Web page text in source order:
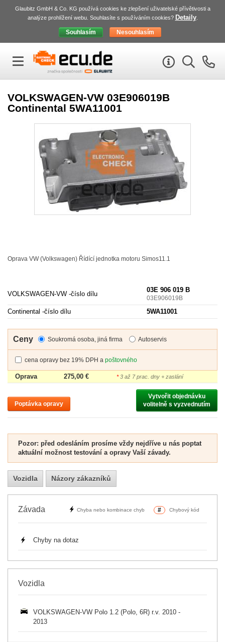
Glaubitz GmbH & Co. KG používá cookies ke zlepšení uživatelské přívětivosti a
analýze prohlížení webu. Souhlasíte s používáním cookies? Detaily.
VOLKSWAGEN-VW 03E906019B
Continental 5WA11001
Oprava VW (Volkswagen) Řídící jednotka motoru Simos11.1
VOLKSWAGEN-VW -číslo dílu
03E 906 019 B
03E906019B
Continental -číslo dílu 5WA11001
Ceny Soukromá osoba, jiná firma Autoservis
cena opravy bez 19% DPH a poštovného
Oprava 275,00 € *3 až 7 prac. dny + zaslání
Poptávka opravy
Vytvořit objednávku
volitelně s vyzvednutím
Pozor: před odesláním prosíme vždy nejdříve u nás poptat
aktuální možnost testování a opravy Vaší závady.
Vozidla Názory zákazníků
Závada Chyba nebo kombinace chyb # Chybový kód
Chyby na dotaz
Vozidla
VOLKSWAGEN-VW Polo 1.2 (Polo, 6R) r.v. 2010 -
2013